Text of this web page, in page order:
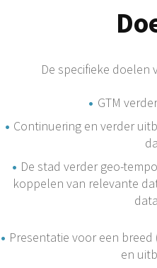
De specifieke doelen
GTM
Continuering en verder
De stad verder geo-
koppelen van relevante
Presentatie voor een
en